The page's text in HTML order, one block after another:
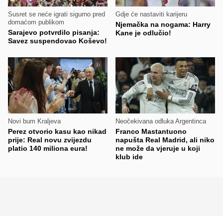
Susret se neće igrati sigurno pred
domaćom publikom
Sarajevo potvrdilo pisanja:
Savez suspendovao Koševo!
Gdje će nastaviti karijeru
Njemačka na nogama: Harry
Kane je odlučio!
Novi bum Kraljeva
Perez otvorio kasu kao nikad
prije: Real novu zvijezdu
platio 140 miliona eura!
Neočekivana odluka Argentinca
Franco Mastantuono
napušta Real Madrid, ali niko
ne može da vjeruje u koji
klub ide